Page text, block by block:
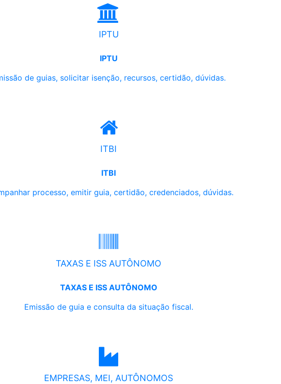
IPTU
IPTU
de guias, solicitar isenção, recursos, certidão, dúvidas.
ITBI
ITBI
processo, emitir guia, certidão, credenciados, dúvidas.
TAXAS E ISS AUTÔNOMO
TAXAS E ISS AUTÔNOMO
Emissão de guia e consulta da situação fiscal.
EMPRESAS, MEI, AUTÔNOMOS